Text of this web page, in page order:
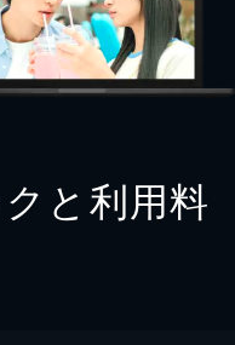
と利用料